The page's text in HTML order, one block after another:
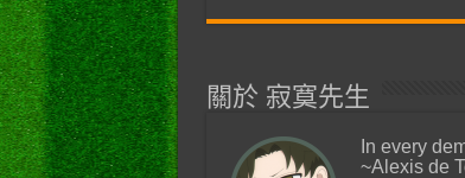
關於 寂寞先生
In every
~Alexis de